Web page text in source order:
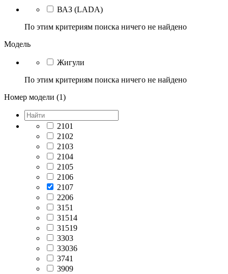
ВАЗ (LADA)
По этим критериям поиска ничего не найдено
Модель
Жигули
По этим критериям поиска ничего не найдено
Номер модели (1)
2101
2102
2103
2104
2105
2106
2107
2206
3151
31514
31519
3303
33036
3741
3909